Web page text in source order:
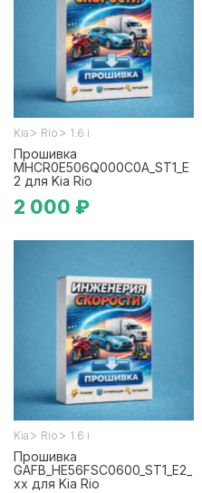
Kia > Rio > 1.6 i
Прошивка
MHCR0E506Q000C0A_ST1_E
2 для Kia Rio
2 000 ₽
Kia > Rio > 1.6 i
Прошивка
GAFB_HE56FSC0600_ST1_E2_
xx для Kia Rio